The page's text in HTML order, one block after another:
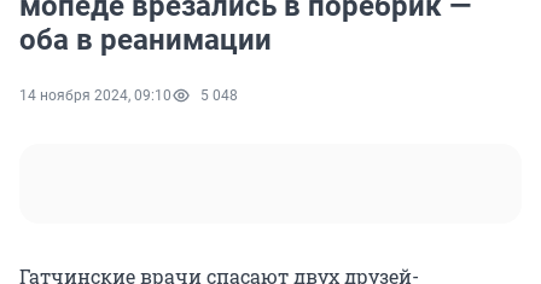
оба в реанимации
14 ноября 2024, 09:10 5 048
Гатчинские врачи спасают двух друзей-